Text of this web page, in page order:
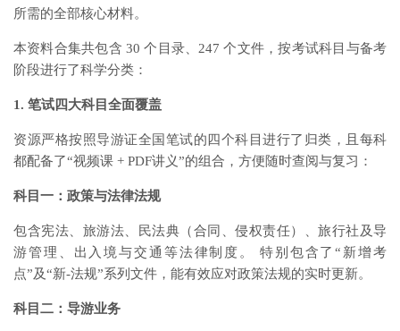
所需的全部核心材料。
本资料合集共包含 30 个目录、247 个文件，按考试科目与备考
阶段进行了科学分类：
1. 笔试四大科目全面覆盖
资源严格按照导游证全国笔试的四个科目进行了归类，且每科
都配备了“视频课 + PDF讲义”的组合，方便随时查阅与复习：
科目一：政策与法律法规
包含宪法、旅游法、民法典（合同、侵权责任）、旅行社及导
游管理、出入境与交通等法律制度。 特别包含了“新增考
点”及“新-法规”系列文件，能有效应对政策法规的实时更新。
科目二：导游业务